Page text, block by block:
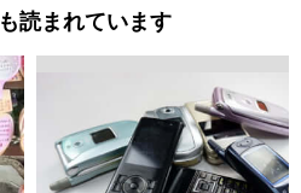
読まれています